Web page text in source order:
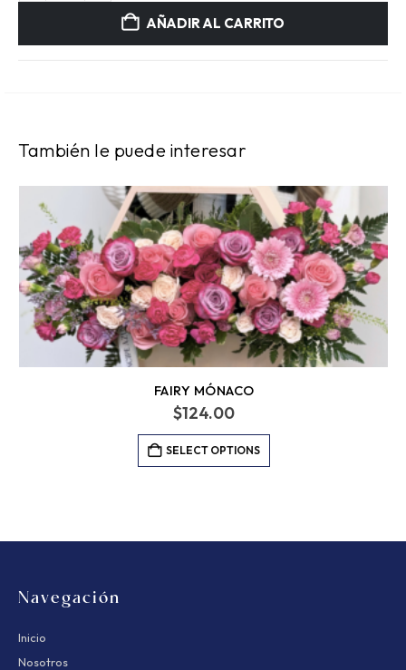
AÑADIR AL CARRITO
También le puede interesar
FAIRY MÓNACO
$124.00
SELECT OPTIONS
Navegación
Inicio
Nosotros